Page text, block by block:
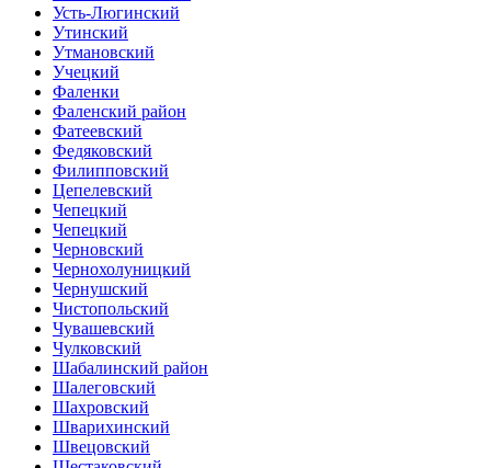
Усть-Люгинский
Утинский
Утмановский
Учецкий
Фаленки
Фаленский район
Фатеевский
Федяковский
Филипповский
Цепелевский
Чепецкий
Чепецкий
Черновский
Чернохолуницкий
Чернушский
Чистопольский
Чувашевский
Чулковский
Шабалинский район
Шалеговский
Шахровский
Шварихинский
Швецовский